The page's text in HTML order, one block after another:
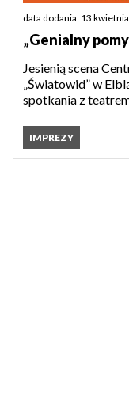
data dodania: 13
„Genialny
Jesienią scena
„Światowid” w
spotkania z
IMPREZY